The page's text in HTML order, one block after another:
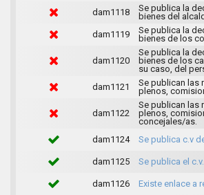
dam1118
Se publica la
bienes del
dam1119
Se publica la
bienes de los
dam1120
Se publica la
bienes de los
su caso, del
dam1121
Se publican las
plenos,
dam1122
Se publican las
plenos,
concejales/as.
dam1124
Se publica c.v
dam1125 Se publica el
dam1126 Existe enlace a